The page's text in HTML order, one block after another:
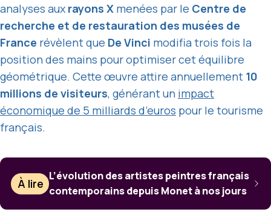
analyses aux rayons X menées par le Centre de
recherche et de restauration des musées de
France révèlent que De Vinci modifia trois fois la
position des mains pour optimiser cet équilibre
géométrique. Cette œuvre attire annuellement 10
millions de visiteurs, générant un impact
économique de 5 milliards d’euros pour le tourisme
français.
À lire
L’évolution des artistes peintres français
contemporains depuis Monet à nos jours